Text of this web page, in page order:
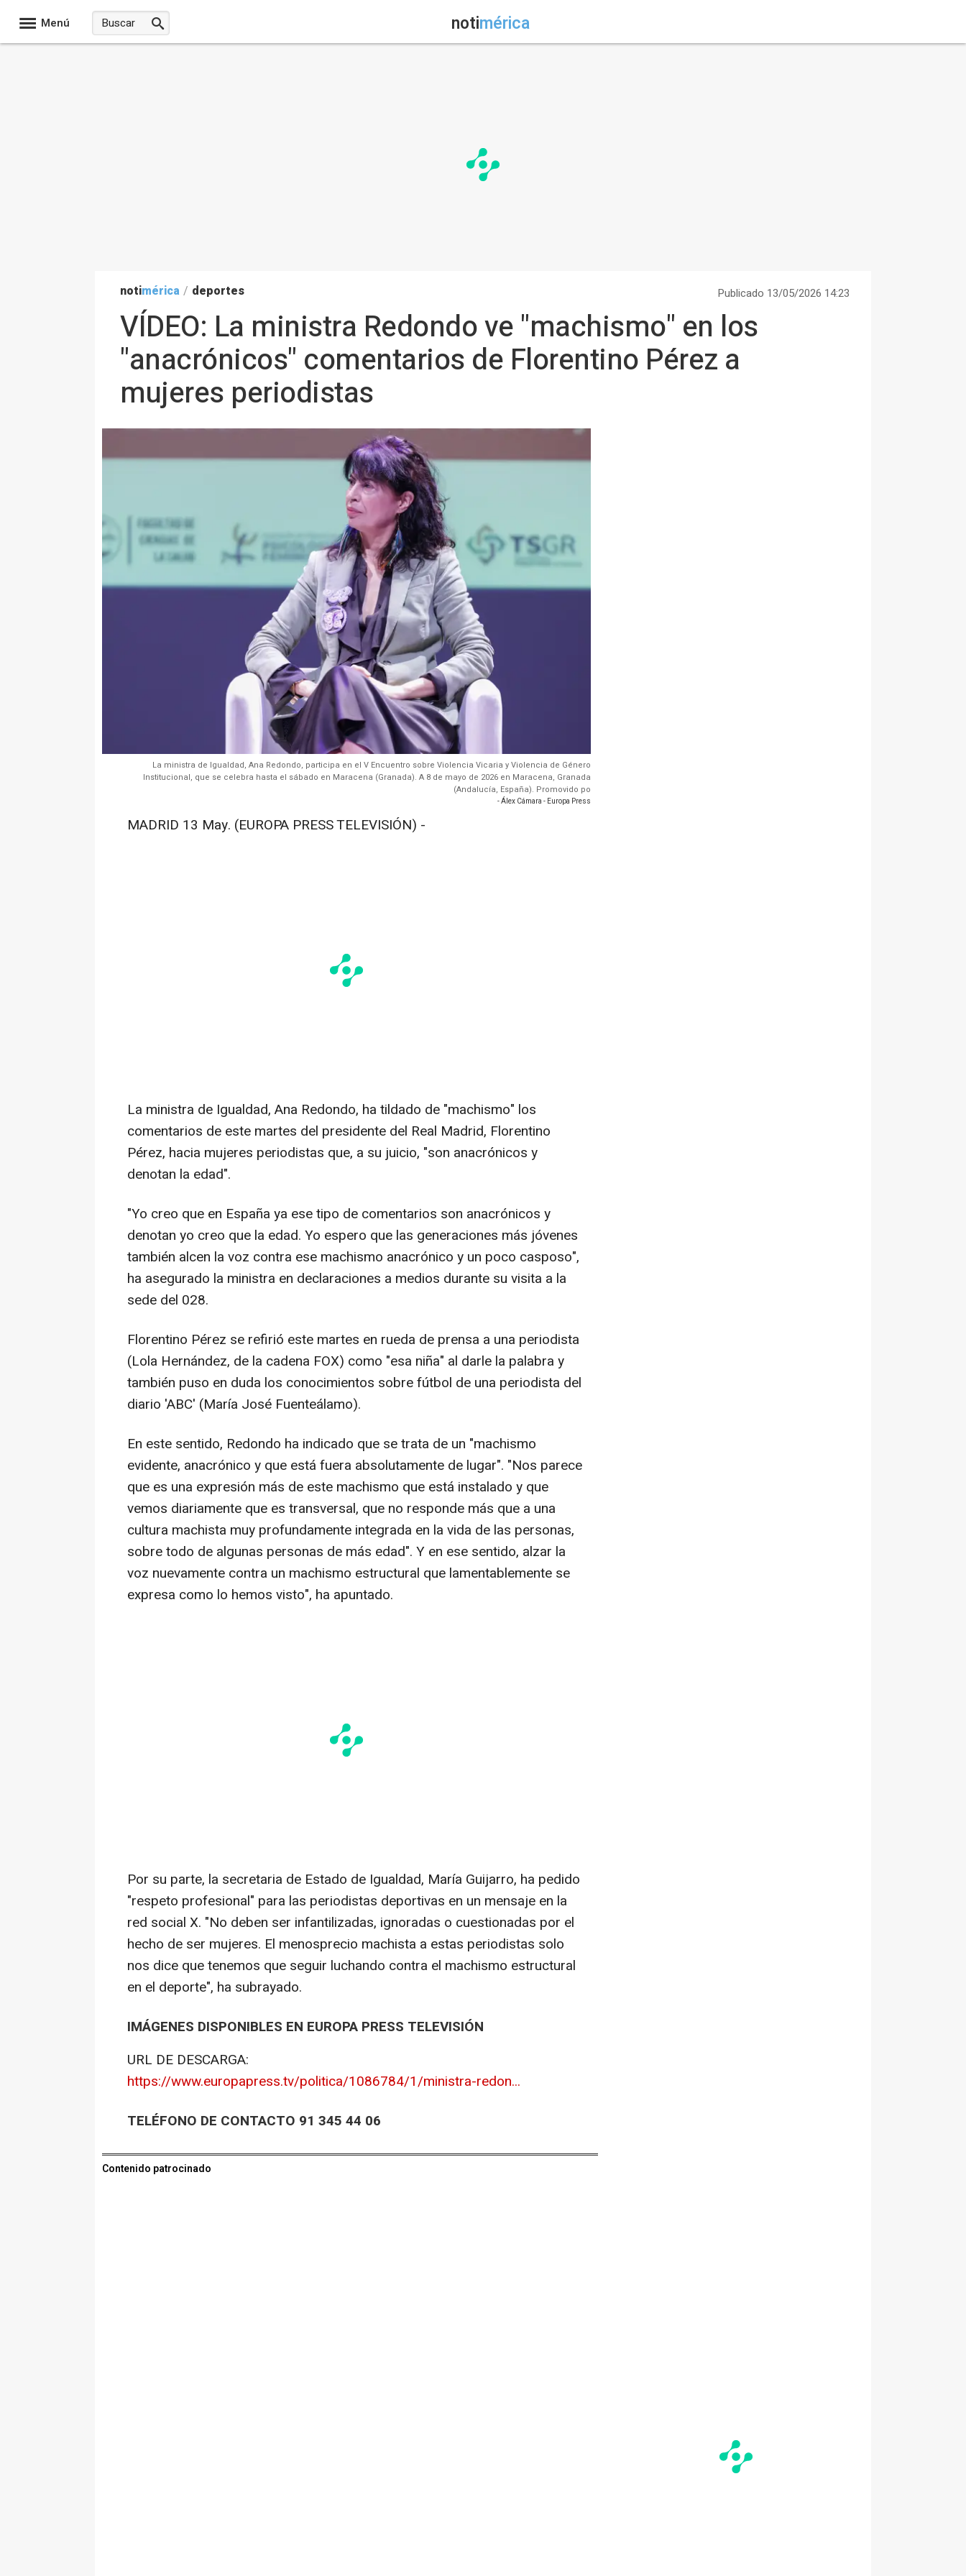
Menú notimérica
notimérica / deportes Publicado 13/05/2026 14:23
VÍDEO: La ministra Redondo ve "machismo" en los
"anacrónicos" comentarios de Florentino Pérez a
mujeres periodistas
La ministra de Igualdad, Ana Redondo, participa en el V Encuentro sobre Violencia Vicaria y Violencia de Género
Institucional, que se celebra hasta el sábado en Maracena (Granada). A 8 de mayo de 2026 en Maracena, Granada
(Andalucía, España). Promovido po
- Álex Cámara - Europa Press
MADRID 13 May. (EUROPA PRESS TELEVISIÓN) -
La ministra de Igualdad, Ana Redondo, ha tildado de "machismo" los
comentarios de este martes del presidente del Real Madrid, Florentino
Pérez, hacia mujeres periodistas que, a su juicio, "son anacrónicos y
denotan la edad".
"Yo creo que en España ya ese tipo de comentarios son anacrónicos y
denotan yo creo que la edad. Yo espero que las generaciones más jóvenes
también alcen la voz contra ese machismo anacrónico y un poco casposo",
ha asegurado la ministra en declaraciones a medios durante su visita a la
sede del 028.
Florentino Pérez se refirió este martes en rueda de prensa a una periodista
(Lola Hernández, de la cadena FOX) como "esa niña" al darle la palabra y
también puso en duda los conocimientos sobre fútbol de una periodista del
diario 'ABC' (María José Fuenteálamo).
En este sentido, Redondo ha indicado que se trata de un "machismo
evidente, anacrónico y que está fuera absolutamente de lugar". "Nos parece
que es una expresión más de este machismo que está instalado y que
vemos diariamente que es transversal, que no responde más que a una
cultura machista muy profundamente integrada en la vida de las personas,
sobre todo de algunas personas de más edad". Y en ese sentido, alzar la
voz nuevamente contra un machismo estructural que lamentablemente se
expresa como lo hemos visto", ha apuntado.
Por su parte, la secretaria de Estado de Igualdad, María Guijarro, ha pedido
"respeto profesional" para las periodistas deportivas en un mensaje en la
red social X. "No deben ser infantilizadas, ignoradas o cuestionadas por el
hecho de ser mujeres. El menosprecio machista a estas periodistas solo
nos dice que tenemos que seguir luchando contra el machismo estructural
en el deporte", ha subrayado.
IMÁGENES DISPONIBLES EN EUROPA PRESS TELEVISIÓN
URL DE DESCARGA:
https://www.europapress.tv/politica/1086784/1/ministra-redon...
TELÉFONO DE CONTACTO 91 345 44 06
Contenido patrocinado